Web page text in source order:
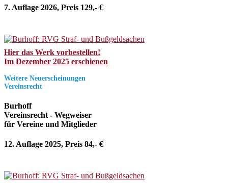
7. Auflage 2026, Preis 129,- €
Hier das Werk vorbestellen!
Im Dezember 2025 erschienen
Weitere Neuerscheinungen
Vereinsrecht
Burhoff
Vereinsrecht - Wegweiser
für Vereine und Mitglieder
12. Auflage 2025, Preis 84,- €